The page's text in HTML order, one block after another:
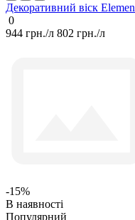
Декоративний віск
0
944 грн./л 802 грн./л
-15%
В наявності
Популярний